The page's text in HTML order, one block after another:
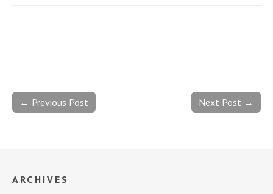
Next Post →
← Previous Post
ARCHIVES